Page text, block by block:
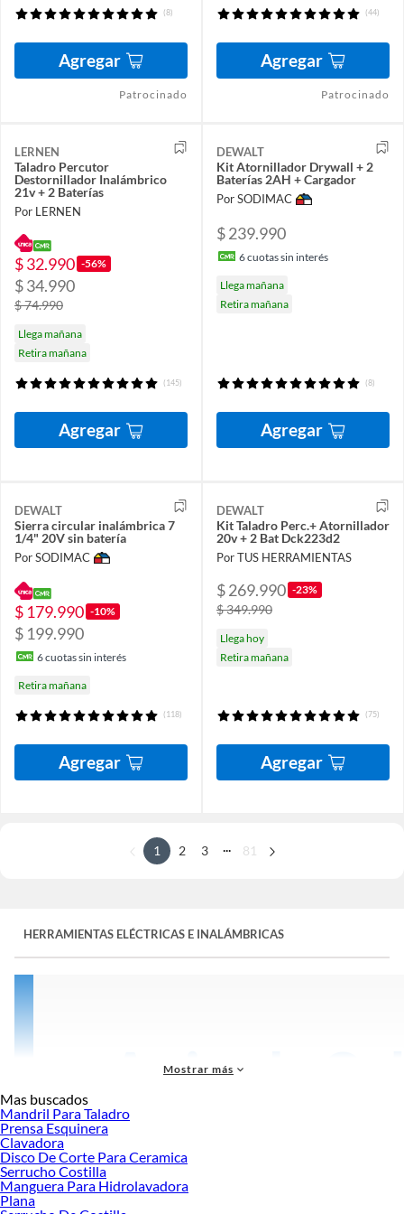
(8)
Agregar
Patrocinado
(44)
Agregar
Patrocinado
LERNEN
Taladro Percutor
Destornillador Inalámbrico
21v + 2 Baterías
Por LERNEN
$ 32.990 -56%
$ 34.990
$ 74.990
Llega mañana
Retira mañana
(145)
Agregar
DEWALT
Kit Atornillador Drywall + 2
Baterías 2AH + Cargador
Por SODIMAC
$ 239.990
6cuotas sin interés
Llega mañana
Retira mañana
(8)
Agregar
DEWALT
Sierra circular inalámbrica 7
1/4" 20V sin batería
Por SODIMAC
$ 179.990 -10%
$ 199.990
6cuotas sin interés
Retira mañana
(118)
Agregar
DEWALT
Kit Taladro Perc.+ Atornillador
20v + 2 Bat Dck223d2
Por TUS HERRAMIENTAS
$ 269.990 -23%
$ 349.990
Llega hoy
Retira mañana
(75)
Agregar
1 2 3 ... 81
HERRAMIENTAS ELÉCTRICAS E INALÁMBRICAS
Mostrar más
Mas buscados
Mandril Para Taladro
Prensa Esquinera
Clavadora
Disco De Corte Para Ceramica
Serrucho Costilla
Manguera Para Hidrolavadora
Plana